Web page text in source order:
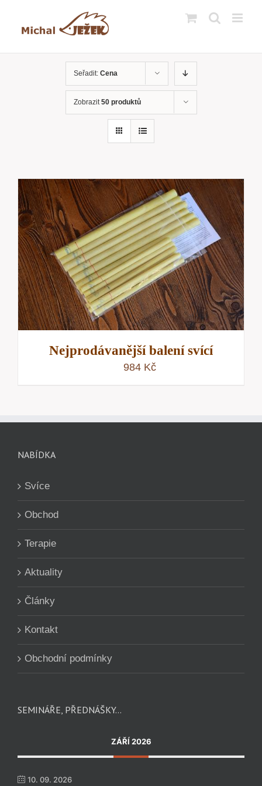
Seřadit: Cena
Zobrazit50 produktů
Nejprodávanější balení svící
984 Kč
NABÍDKA
Svíce
Obchod
Terapie
Aktuality
Články
Kontakt
Obchodní podmínky
SEMINÁŘE, PŘEDNÁŠKY…
ZÁŘÍ 2026
10. 09. 2026